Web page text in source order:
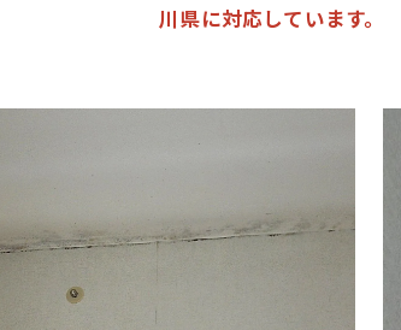
川県に対応しています。